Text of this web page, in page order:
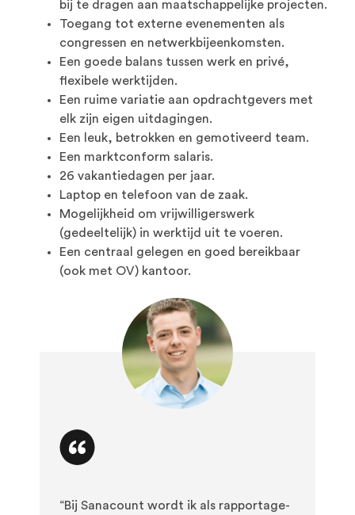
bij te dragen aan maatschappelijke projecten.
Toegang tot externe evenementen als
congressen en netwerkbijeenkomsten.
Een goede balans tussen werk en privé,
flexibele werktijden.
Een ruime variatie aan opdrachtgevers met
elk zijn eigen uitdagingen.
Een leuk, betrokken en gemotiveerd team.
Een marktconform salaris.
26 vakantiedagen per jaar.
Laptop en telefoon van de zaak.
Mogelijkheid om vrijwilligerswerk
(gedeeltelijk) in werktijd uit te voeren.
Een centraal gelegen en goed bereikbaar
(ook met OV) kantoor.
“Bij Sanacount wordt ik als rapportage-